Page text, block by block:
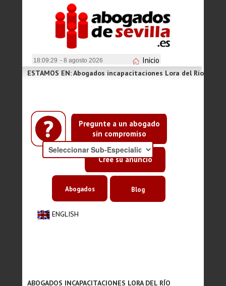
18:09:29 - 8 agosto 2026 Inicio
Pregunte a un abogado
sin compromiso
Cree su anuncio
ESTAMOS EN: Abogados incapacitaciones Lora del Río
ENGLISH
Abogados Blog
ABOGADOS INCAPACITACIONES LORA DEL RÍO